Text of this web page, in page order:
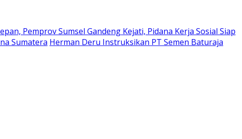
Pemprov Sumsel Gandeng Kejati, Pidana Kerja Sosial Siap
Sumatera Herman Deru Instruksikan PT Semen Baturaja